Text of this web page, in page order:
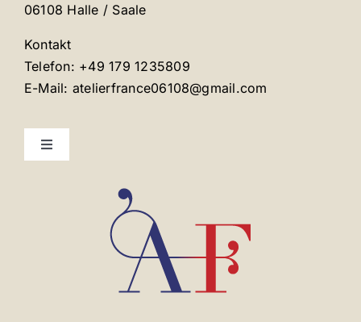
06108 Halle / Saale
Kontakt
Telefon: +49 179 1235809
E-Mail: atelierfrance06108@gmail.com
Toggle
Mentions légales